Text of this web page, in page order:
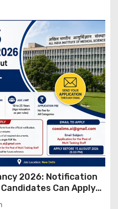
2026: Notification
Can Apply